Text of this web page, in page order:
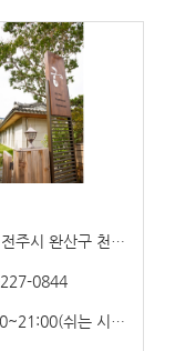
전북 전주시 완산구 천잠로 337
0844
12:00~21:00(쉬는 시간 15:00~18:00)